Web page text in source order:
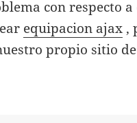
con respecto a
equipacion ajax ,
propio sitio